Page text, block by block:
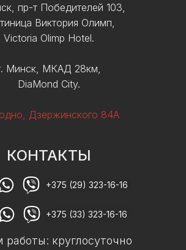
пр-т Победителей 103,
Виктория Олимп,
Victoria Olimp Hotel.
Минск, МКАД 28км,
DiaMond City.
Дзержинского 84А
КОНТАКТЫ
+375 (29) 323-16-16
+375 (33) 323-16-16
круглосуточно